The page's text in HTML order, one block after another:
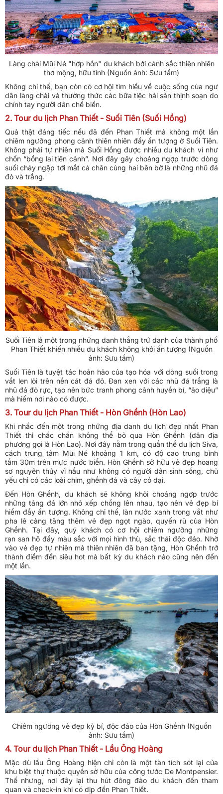
Làng chài Mũi Né "hớp hồn" du khách bởi cảnh sắc thiên nhiên
thơ mộng, hữu tình (Nguồn ảnh: Sưu tầm)
Không chỉ thế, bạn còn có cơ hội tìm hiểu về cuộc sống của ngư
dân làng chài và thưởng thức các bữa tiệc hải sản thịnh soạn do
chính tay người dân chế biến.
2. Tour du lịch Phan Thiết - Suối Tiên (Suối Hồng)
Quả thật đáng tiếc nếu đã đến Phan Thiết mà không một lần
chiêm ngưỡng phong cảnh thiên nhiên đầy ấn tượng ở Suối Tiên.
Không phải tự nhiên mà Suối Hồng được nhiều du khách ví như
chốn “bồng lai tiên cảnh”. Nơi đây gây choáng ngợp trước dòng
suối chảy ngập tới mắt cá chân cùng hai bên bờ là những nhũ đá
đỏ và trắng.
Suối Tiên là một trong những danh thắng trứ danh của thành phố
Phan Thiết khiến nhiều du khách không khỏi ấn tượng (Nguồn
ảnh: Sưu tầm)
Suối Tiên là tuyệt tác hoàn hảo của tạo hóa với dòng suối trong
vắt len lỏi trên nền cát đá đỏ. Đan xen với các nhũ đá trắng là
nhũ đá đỏ rực, tạo nên bức tranh phong cảnh huyền bí, “ảo diệu”
mà hiếm nơi nào có được.
3. Tour du lịch Phan Thiết - Hòn Ghềnh (Hòn Lao)
Khi nhắc đến một trong những địa danh du lịch đẹp nhất Phan
Thiết thì chắc chắn không thể bỏ qua Hòn Ghềnh (dân địa
phương gọi là Hòn Lao). Nơi đây nằm trong quần thể du lịch Siva,
cách trung tâm Mũi Né khoảng 1 km, có độ cao trung bình
tầm 30m trên mực nước biển. Hòn Ghềnh sở hữu vẻ đẹp hoang
sơ nguyên thủy vì hầu như không có người dân sinh sống, chủ
yếu chỉ có các loài chim, ghềnh đá và cây cỏ dại.
Đến Hòn Ghềnh, du khách sẽ không khỏi choáng ngợp trước
những tảng đá lớn nhỏ xếp chồng lên nhau, tạo nên vẻ đẹp bí
hiểm đầy ấn tượng. Không chỉ thế, làn nước xanh trong vắt như
pha lê càng tăng thêm vẻ đẹp ngọt ngào, quyến rũ của Hòn
Ghềnh. Tại đây, quý khách có cơ hội chiêm ngưỡng những
rạn san hô đầy màu sắc với mọi hình thù, sắc thái độc đáo. Nhờ
vào vẻ đẹp tự nhiên mà thiên nhiên đã ban tặng, Hòn Ghềnh trở
thành điểm đến siêu hot mà bất kỳ du khách nào cũng nên đến
một lần.
Chiêm ngưỡng vẻ đẹp kỳ bí, độc đáo của Hòn Ghềnh (Nguồn
ảnh: Sưu tầm)
4. Tour du lịch Phan Thiết - Lầu Ông Hoàng
Mặc dù lầu Ông Hoàng hiện chỉ còn là một tàn tích sót lại của
khu biệt thự thuộc quyền sở hữu của công tước De Montpensier.
Thế nhưng, nơi đây lại thu hút đông đảo du khách đến tham
quan và check-in khi có dịp đến Phan Thiết.